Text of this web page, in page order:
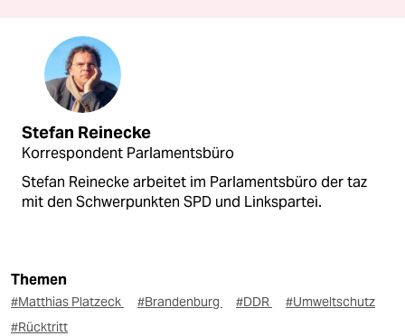
Stefan Reinecke
Korrespondent Parlamentsbüro
Stefan Reinecke arbeitet im Parlamentsbüro der taz
mit den Schwerpunkten SPD und Linkspartei.
Themen
#Matthias Platzeck #Brandenburg #DDR
#Umweltschutz
#Rücktritt